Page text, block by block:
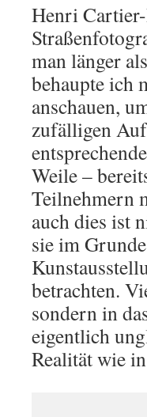
Henri
man länger
behaupte ich
anschauen,
zufälligen
Weile –
Teilnehmern
auch dies ist
sie im
betrachten.
sondern in
eigentlich
Realität wie